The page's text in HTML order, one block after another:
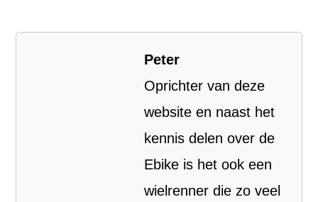
Peter
Oprichter van deze
website en naast het
kennis delen over de
Ebike is het ook een
wielrenner die zo veel